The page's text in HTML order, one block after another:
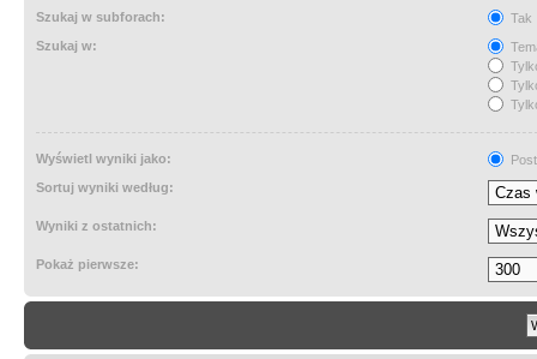
Szukaj w subforach:
Tak
Szukaj w:
Wyświetl wyniki jako:
Sortuj wyniki według:
Wyniki z ostatnich:
Pokaż pierwsze: